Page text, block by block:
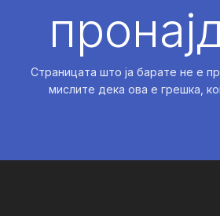
Страницата што ја барате не е
мислите дека ова е грешка,